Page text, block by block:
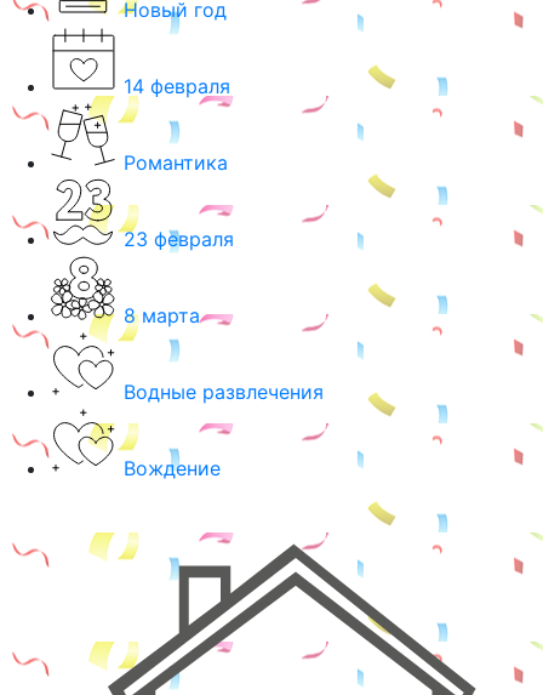
Новый год
14 февраля
Романтика
23 февраля
8 марта
Водные развлечения
Вождение